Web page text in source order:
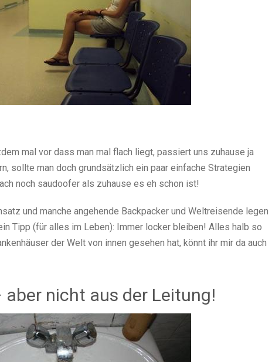
mal vor dass man mal flach liegt, passiert uns zuhause ja
sollte man doch grundsätzlich ein paar einfache Strategien
noch saudoofer als zuhause es eh schon ist!
und manche angehende Backpacker und Weltreisende legen
Tipp (für alles im Leben): Immer locker bleiben! Alles halb so
der Welt von innen gesehen hat, könnt ihr mir da auch
nicht aus der Leitung!